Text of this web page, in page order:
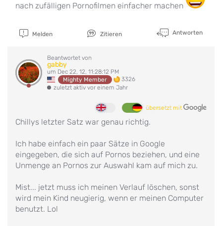
nach zufälligen Pornofilmen einfacher machen
Melden Zitieren Antworten
Beantwortet von
gabby
um Dec 22, 12, 11:28:12 PM
Mighty Member
3326
zuletzt aktiv vor einem Jahr
übersetzt mit
Chillys letzter Satz war genau richtig.
Ich habe einfach ein paar Sätze in Google
eingegeben, die sich auf Pornos beziehen, und eine
Unmenge an Pornos zur Auswahl kam auf mich zu.
Mist... jetzt muss ich meinen Verlauf löschen, sonst
wird mein Kind neugierig, wenn er meinen Computer
benutzt. Lol